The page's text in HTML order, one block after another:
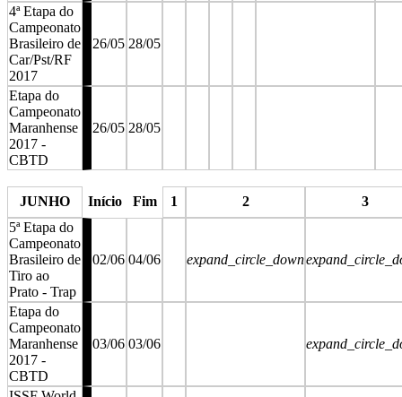
4ª Etapa do
Campeonato
Brasileiro de
Car/Pst/RF
2017
26/05 28/05
Etapa do
Campeonato
Maranhense
2017 -
CBTD
26/05 28/05
JUNHO
Início Fim 1 2
3
5ª Etapa do
Campeonato
Brasileiro de
Tiro ao
Prato - Trap
02/06 04/06 expand_circle_down
Etapa do
Campeonato
Maranhense
2017 -
CBTD
03/06 03/06